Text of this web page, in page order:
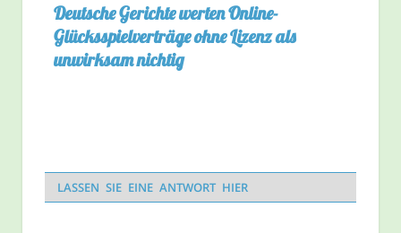
Deutsche Gerichte werten Online-
Glücksspielverträge ohne Lizenz als
unwirksam nichtig
LASSEN SIE EINE ANTWORT HIER